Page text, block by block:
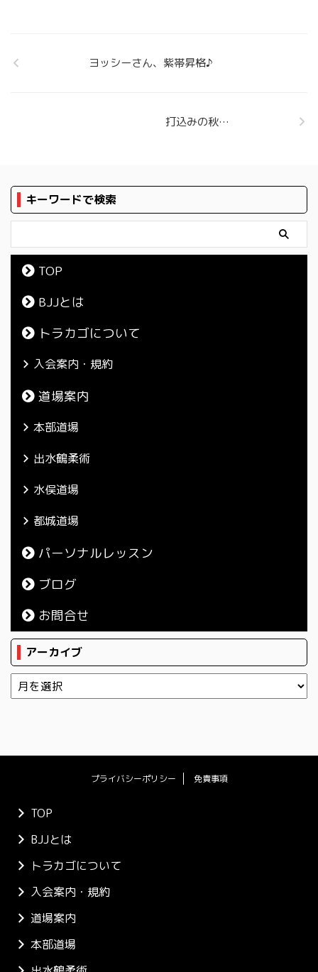
ヨッシーさん、紫帯昇格♪
打込みの秋…
キーワードで検索
TOP
BJJとは
トラカゴについて
入会案内・規約
道場案内
本部道場
出水鶴柔術
水俣道場
都城道場
パーソナルレッスン
ブログ
お問合せ
アーカイブ
プライバシーポリシー 免責事項
TOP
BJJとは
トラカゴについて
入会案内・規約
道場案内
本部道場